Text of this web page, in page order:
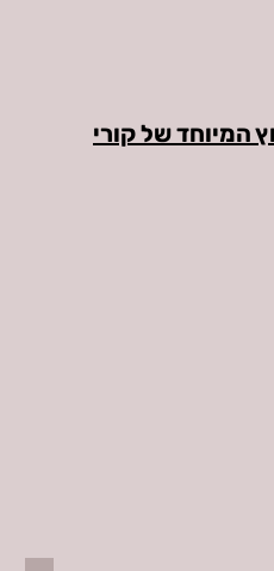
המיוחד של קורי